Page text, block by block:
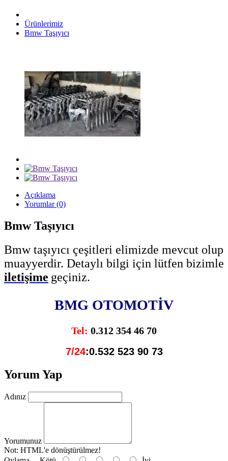
Ürünlerimiz
Bmw Taşıyıcı
Açıklama
Yorumlar (0)
Bmw Taşıyıcı
Bmw taşıyıcı çeşitleri elimizde mevcut olup
muayyerdir. Detaylı bilgi için lütfen bizimle
iletişime geçiniz.
BMG OTOMOTİV
Tel: 0.312 354 46 70
7/24:0.532 523 90 73
Yorum Yap
Adınız
Yorumunuz
Not: HTML'e dönüştürülmez!